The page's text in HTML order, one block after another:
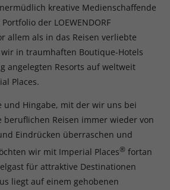
kreative Medienschaffende
der LOEWENDORF
allem als in das Reisen verliebte
in traumhaften Boutique-Hotels
angelegten Resorts auf weltweit
Places.
und Hingabe, mit der wir uns bei
Reisen immer wieder von
Eindrücken überraschen und
wir mit Imperial Places® fortan
für attraktive Destinationen
liegt auf einem gehobenen